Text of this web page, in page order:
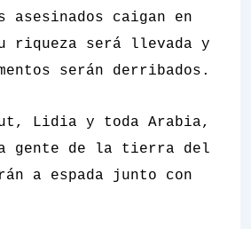
asesinados caigan en
riqueza será llevada y
serán derribados .
Lidia y toda Arabia,
gente de la tierra del
a espada junto con